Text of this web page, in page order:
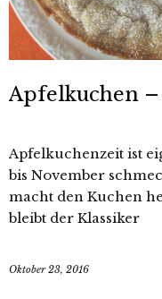
Apfelkuchen –
Apfelkuchenzeit ist
bis November
macht den Kuchen
bleibt der Klassiker
Oktober 23, 2016